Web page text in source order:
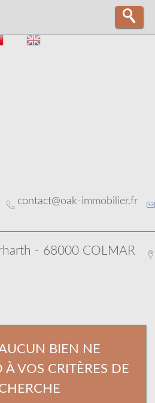
contact@oak-immobilier.fr
- 68000 COLMAR
BIEN NE
À VOS CRITÈRES DE